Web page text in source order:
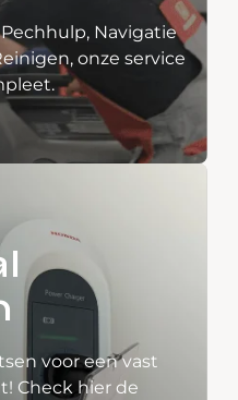
Navigatie
onze service
voor een vast
Check hier de